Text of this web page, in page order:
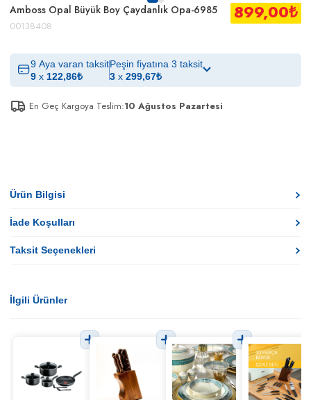
Amboss Opal Büyük Boy Çaydanlık Opa-6985
00138408
899,00₺
9 Aya varan taksit
9 x 122,86₺
Peşin fiyatına 3 taksit
3 x 299,67₺
En Geç Kargoya Teslim:10 Ağustos Pazartesi
Ürün Bilgisi
İade Koşulları
Taksit Seçenekleri
İlgili Ürünler